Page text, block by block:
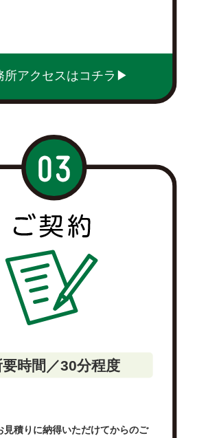
所アクセスはコチラ▶︎
要時間／30分程度
見積りに納得いただけてからのご